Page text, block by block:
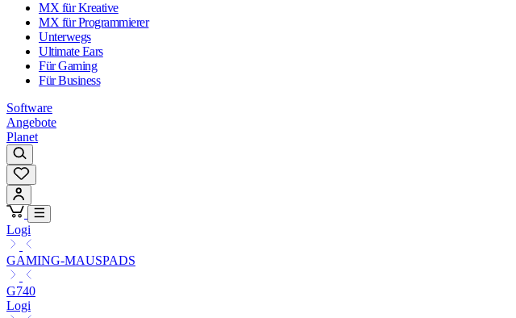
MX für Kreative
MX für Programmierer
Unterwegs
Ultimate Ears
Für Gaming
Für Business
Software
Angebote
Planet
Logi
GAMING-MAUSPADS
G740
Logi